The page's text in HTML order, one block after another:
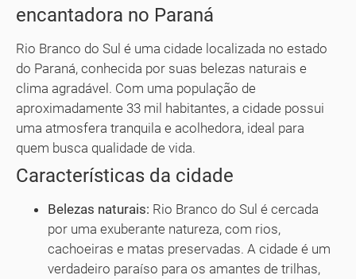
encantadora no Paraná
Rio Branco do Sul é uma cidade localizada no estado
do Paraná, conhecida por suas belezas naturais e
clima agradável. Com uma população de
aproximadamente 33 mil habitantes, a cidade possui
uma atmosfera tranquila e acolhedora, ideal para
quem busca qualidade de vida.
Características da cidade
Belezas naturais: Rio Branco do Sul é cercada
por uma exuberante natureza, com rios,
cachoeiras e matas preservadas. A cidade é um
verdadeiro paraíso para os amantes de trilhas,